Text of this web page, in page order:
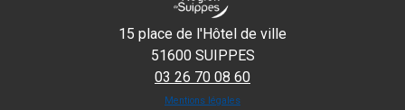
15 place de l'Hôtel de ville
51600 SUIPPES
03 26 70 08 60
Mentions légales